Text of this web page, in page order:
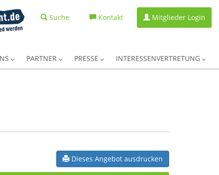
Suche Kontakt Mitglieder Login
PARTNER PRESSE INTERESSENVERTRETUNG
Dieses Angebot ausdrucken